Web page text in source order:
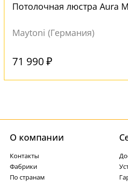
Потолочная люстра Aura
Maytoni (Германия)
71 990 ₽
О компании
Контакты
Фабрики
По странам